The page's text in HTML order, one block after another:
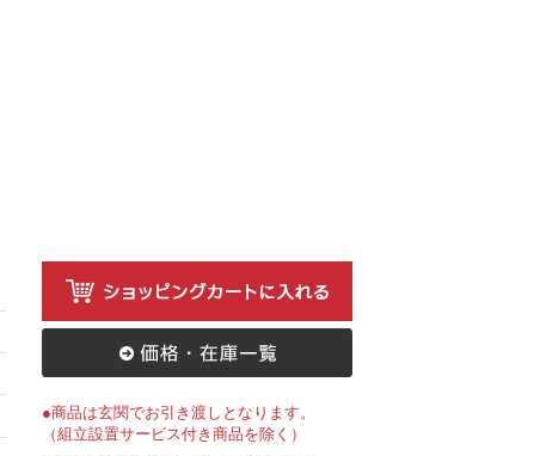
●商品は玄関でお引き渡しとなります。
（組立設置サービス付き商品を除く）